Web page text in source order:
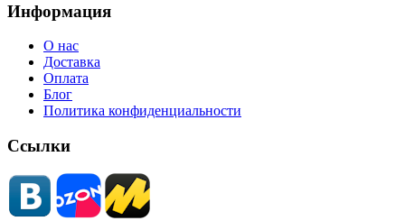
Информация
О нас
Доставка
Оплата
Блог
Политика конфиденциальности
Ссылки